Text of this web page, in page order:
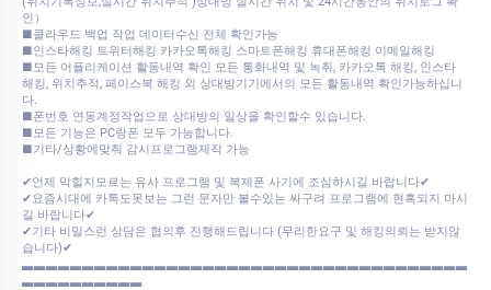
인）
■클라우드 백업 작업 데이터수신 전체 확인가능
■인스타해킹 트위터해킹 카카오톡해킹 스마트폰해킹 휴대폰해킹 이메일해킹
■모든 어플리케이션 활동내역 확인 모든 통화내역 및 녹취, 카카오톡 해킹, 인스타
해킹, 위치추적, 페이스북 해킹 외 상대방기기에서의 모든 활동내역 확인가능하십니
다.
■폰번호 연동계정작업으로 상대방의 일상을 확인할수 있습니다.
■모든 기능은 PC랑폰 모두 가능합니다.
■기타/상황에맞춰 감시프로그램제작 가능
✔언제 막힐지모르는 유사 프로그램 및 복제폰 사기에 조심하시길 바랍니다✔
✔요즘시대에 카톡도못보는 그런 문자만 볼수있는 싸구려 프로그램에 현혹되지 마시
길 바랍니다✔
✔기타 비밀스런 상담은 협의후 진행해드립니다 (무리한요구 및 해킹의뢰는 받지않
습니다)✔
▃▃▃▃▃▃▃▃▃▃▃▃▃▃▃▃▃▃▃▃▃▃▃▃▃▃▃▃▃▃▃▃▃▃▃▃▃
▃▃▃▃▃▃▃▃▃▃